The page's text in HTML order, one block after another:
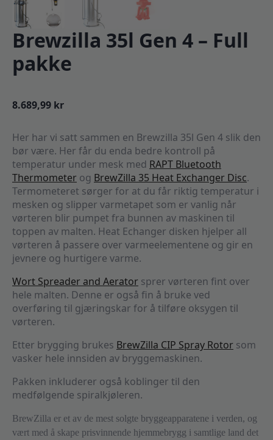
Brewzilla 35l Gen 4 – Full
pakke
8.689,99 kr
Her har vi satt sammen en Brewzilla 35l Gen 4 slik den
bør være. Her får du enda bedre kontroll på
temperatur under mesk med RAPT Bluetooth
Thermometer og BrewZilla 35 Heat Exchanger Disc.
Termometeret sørger for at du får riktig temperatur i
mesken og slipper varmetapet som er vanlig når
vørteren blir pumpet fra bunnen av maskinen til
toppen av malten. Heat Echanger disken hjelper all
vørteren å passere over varmeelementene og gir en
jevnere og hurtigere varme.
Wort Spreader and Aerator sprer vørteren fint over
hele malten. Denne er også fin å bruke ved
overføring til gjæringskar for å tilføre oksygen til
vørteren.
Etter brygging brukes BrewZilla CIP Spray Rotor som
vasker hele innsiden av bryggemaskinen.
Pakken inkluderer også koblinger til den
medfølgende spiralkjøleren.
BrewZilla er et av de mest solgte bryggeapparatene i verden, og
vært med å skape prisvinnende hjemmebrygg i samtlige land det